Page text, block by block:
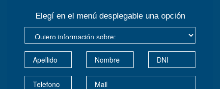
Elegí en el menú desplegable una opción